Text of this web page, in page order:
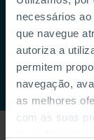
necessários
que navegue
autoriza a
permitem
navegação,
as melhores
com as suas